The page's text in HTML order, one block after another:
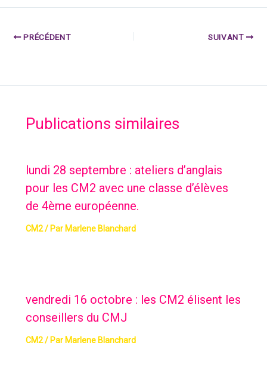
PRÉCÉDENT SUIVANT
Publications similaires
lundi 28 septembre : ateliers d’anglais
pour les CM2 avec une classe d’élèves
de 4ème européenne.
CM2/ Par Marlene Blanchard
vendredi 16 octobre : les CM2 élisent les
conseillers du CMJ
CM2/ Par Marlene Blanchard